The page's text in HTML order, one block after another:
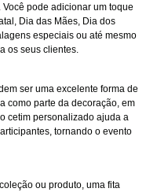
pode adicionar um toque
Dia das Mães, Dia dos
especiais ou até mesmo
os seus clientes.
ser uma excelente forma de
como parte da decoração, em
cetim personalizado ajuda a
tornando o evento
ou produto, uma fita